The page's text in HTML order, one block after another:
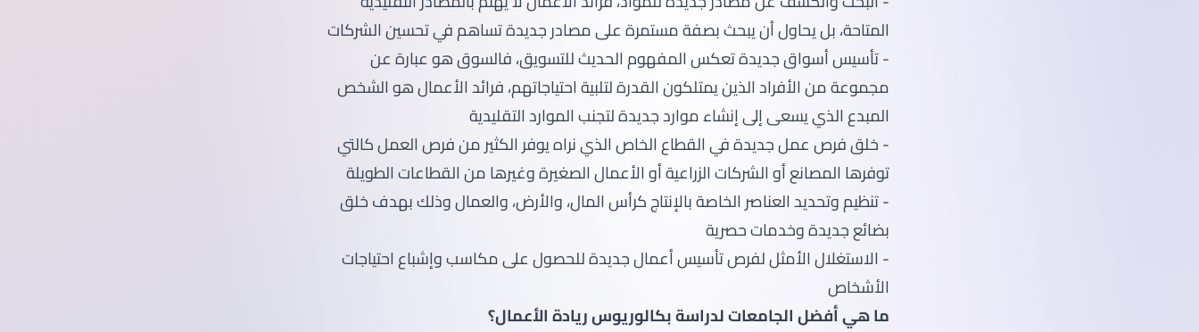
المتاحة، بل يحاول أن يبحث بصفة مستمرة على مصادر جديدة تساهم في تحسين الشركات
- تأسيس أسواق جديدة تعكس المفهوم الحديث للتسويق، فالسوق هو عبارة عن
مجموعة من الأفراد الذين يمتلكون القدرة لتلبية احتياجاتهم، فرائد الأعمال هو الشخص
المبدع الذي يسعى إلى إنشاء موارد جديدة لتجنب الموارد التقليدية
- خلق فرص عمل جديدة في القطاع الخاص الذي نراه يوفر الكثير من فرص العمل كالتي
توفرها المصانع أو الشركات الزراعية أو الأعمال الصغيرة وغيرها من القطاعات الطويلة
- تنظيم وتحديد العناصر الخاصة بالإنتاج كرأس المال، والأرض، والعمال وذلك بهدف خلق
بضائع جديدة وخدمات حصرية
- الاستغلال الأمثل لفرص تأسيس أعمال جديدة للحصول على مكاسب وإشباع احتياجات
الأشخاص
ما هي أفضل الجامعات لدراسة بكالوريوس ريادة الأعمال؟